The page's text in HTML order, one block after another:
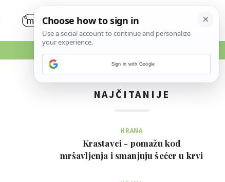
NAJČITANIJE
HRANA
Krastavci - pomažu kod
mršavljenja i smanjuju šećer u krvi
Sign in with Google